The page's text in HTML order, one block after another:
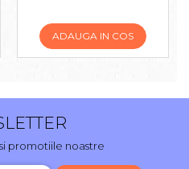
ADAUGA IN COS
promotiile noastre